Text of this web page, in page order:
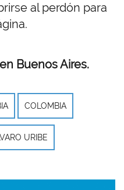
al perdón para
Buenos Aires.
COLOMBIA
URIBE